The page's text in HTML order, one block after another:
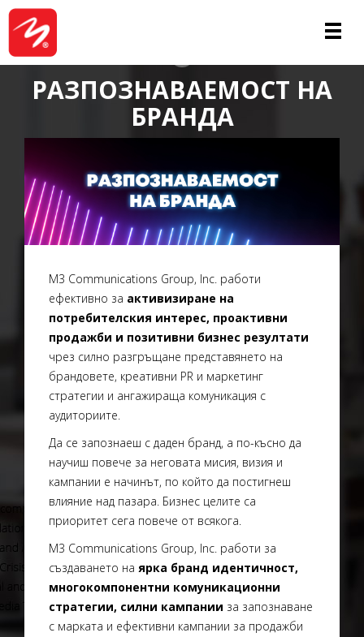
РАЗПОЗНАВАЕМОСТ НА
БРАНДА
M3 Communications Group, Inc. работи
ефективно за активизиране на
потребителския интерес, проактивни
продажби и позитивни бизнес резултати
чрез силно разгръщане представянето на
брандовете, креативни PR и маркетинг
стратегии и ангажираща комуникация с
аудиториите.
Да се запознаеш с даден бранд, а по-късно да
научиш повече за неговата мисия, визия и
кампании е начинът, по който да постигнеш
влияние над пазара. Бизнес целите са
приоритет сега повече от всякога.
M3 Communications Group, Inc. работи за
създаването на ярка бранд идентичност,
многокомпонентни комуникационни
стратегии, силни кампании за запознаване
с марката и ефективни кампании за продажби